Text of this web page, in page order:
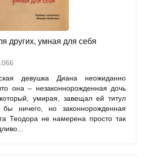
других, умная для себя
девушка Диана неожиданно
она – незаконнорожденная дочь
который, умирая, завещал ей титул
ничего, но законнорожденная
Теодора не намерена просто так